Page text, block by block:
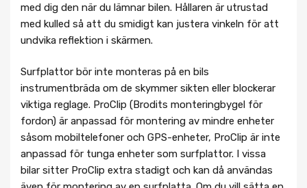
med dig den när du lämnar bilen. Hållaren är utrustad
med kulled så att du smidigt kan justera vinkeln för att
undvika reflektion i skärmen.
Surfplattor bör inte monteras på en bils
instrumentbräda om de skymmer sikten eller blockerar
viktiga reglage. ProClip (Brodits monteringbygel för
fordon) är anpassad för montering av mindre enheter
såsom mobiltelefoner och GPS-enheter, ProClip är inte
anpassad för tunga enheter som surfplattor. I vissa
bilar sitter ProClip extra stadigt och kan då användas